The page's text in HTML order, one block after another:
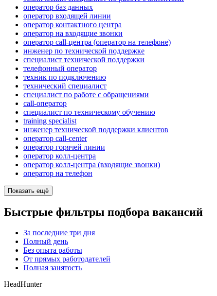
оператор баз данных
оператор входящей линии
оператор контактного центра
оператор на входящие звонки
оператор call-центра (оператор на телефоне)
инженер по технической поддержке
специалист технической поддержки
телефонный оператор
техник по подключению
технический специалист
специалист по работе с обращениями
call-оператор
специалист по техническому обучению
training specialist
инженер технической поддержки клиентов
оператор call-center
оператор горячей линии
оператор колл-центра
оператор колл-центра (входящие звонки)
опeрaтoр нa тeлeфoн
Показать ещё
Быстрые фильтры подбора вакансий
За последние три дня
Полный день
Без опыта работы
От прямых работодателей
Полная занятость
HeadHunter